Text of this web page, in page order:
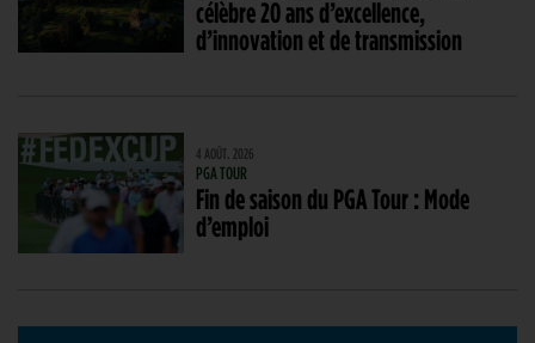
célèbre 20 ans d’excellence,
d’innovation et de transmission
4 AOÛT. 2026
PGA TOUR
Fin de saison du PGA Tour : Mode
d’emploi